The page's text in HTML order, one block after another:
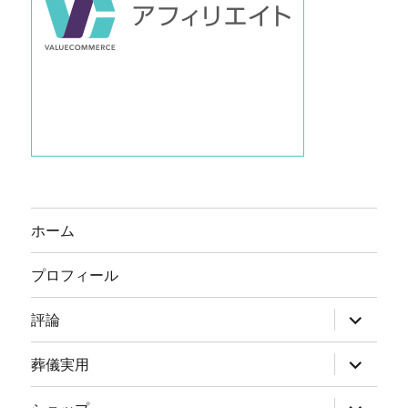
ホーム
プロフィール
評論
サ
ブ
メ
ニ
ュ
ー
を
葬儀実用
サ
ブ
メ
ニ
サ